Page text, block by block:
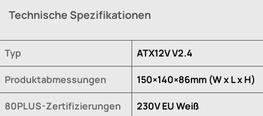
Technische Spezifikationen
Typ ATX12V V2.4
Produktabmessungen 150×140×86mm (W x L x H)
80PLUS-Zertifizierungen 230V EU Weiß